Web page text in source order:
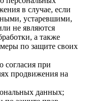
в случае, если
устаревшими,
не являются
а также
по защите своих
согласия при
продвижения на
данных;